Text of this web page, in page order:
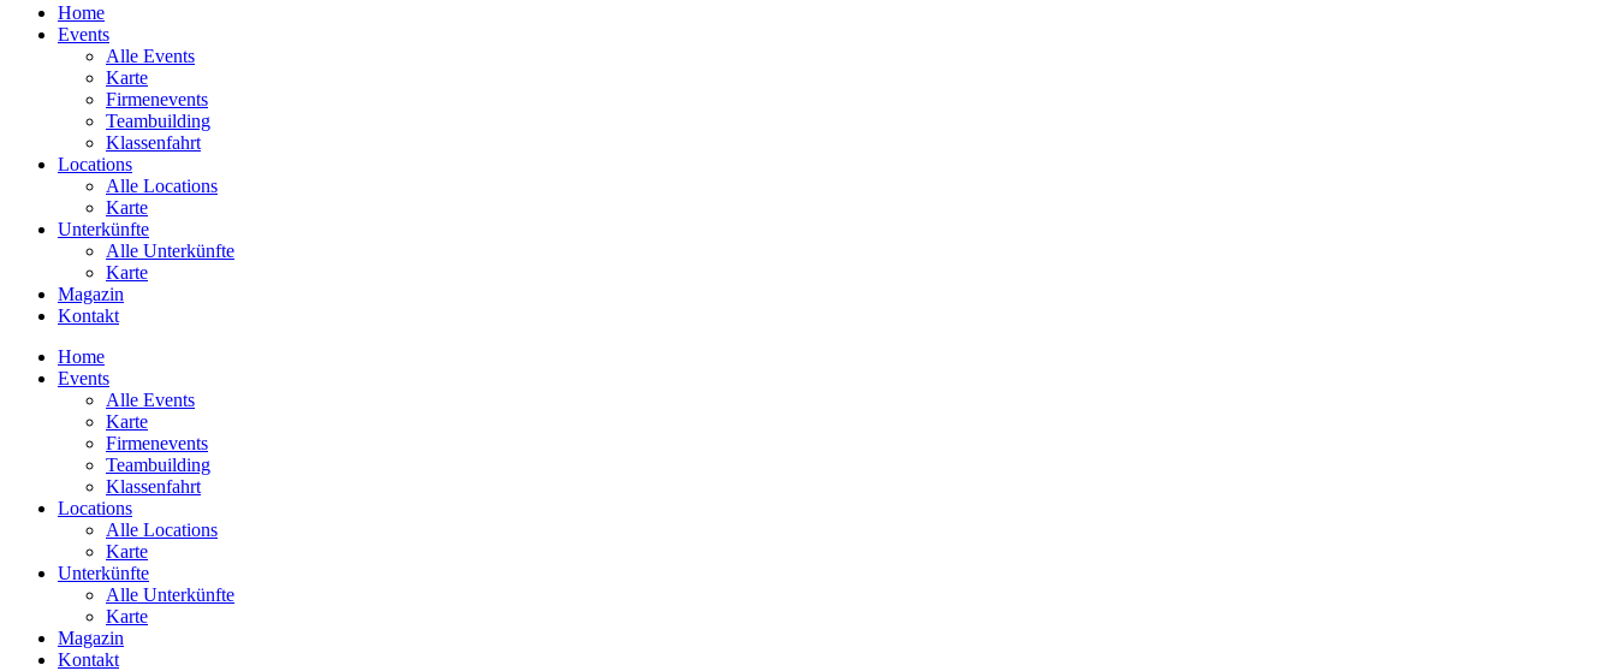
Home
Events
Alle Events
Karte
Firmenevents
Teambuilding
Klassenfahrt
Locations
Alle Locations
Karte
Unterkünfte
Alle Unterkünfte
Karte
Magazin
Kontakt
Home
Events
Alle Events
Karte
Firmenevents
Teambuilding
Klassenfahrt
Locations
Alle Locations
Karte
Unterkünfte
Alle Unterkünfte
Karte
Magazin
Kontakt